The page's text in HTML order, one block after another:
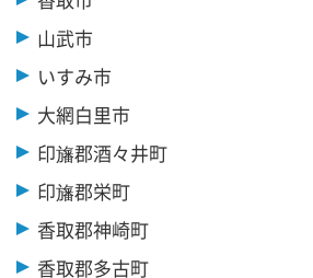
山武市
いすみ市
大網白里市
印旛郡酒々井町
印旛郡栄町
香取郡神崎町
香取郡多古町